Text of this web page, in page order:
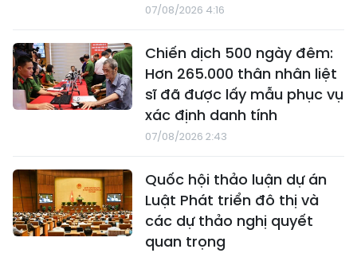
07/08/2026 4:16
Chiến dịch 500 ngày đêm:
Hơn 265.000 thân nhân liệt
sĩ đã được lấy mẫu phục vụ
xác định danh tính
07/08/2026 2:43
Quốc hội thảo luận dự án
Luật Phát triển đô thị và
các dự thảo nghị quyết
quan trọng